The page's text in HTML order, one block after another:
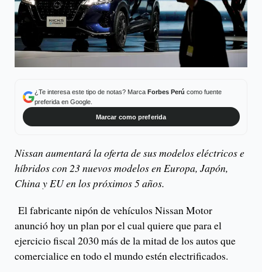
¿Te interesa este tipo de notas? Marca Forbes Perú como fuente
preferida en Google.
Marcar como preferida
Nissan aumentará la oferta de sus modelos eléctricos e
híbridos con 23 nuevos modelos en Europa, Japón,
China y EU en los próximos 5 años.
El fabricante nipón de vehículos Nissan Motor
anunció hoy un plan por el cual quiere que para el
ejercicio fiscal 2030 más de la mitad de los autos que
comercialice en todo el mundo estén electrificados.